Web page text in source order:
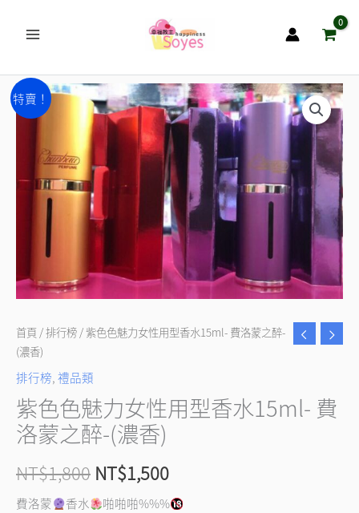
要
內特賣！
首頁 /排行榜 / 紫色色魅力女性用型香水15ml- 費洛蒙之醉-
(濃香)
排行榜, 禮品類
紫色色魅力女性用型香水15ml- 費
洛蒙之醉-(濃香)
NT$1,800
原
始
價
格：
NT$1,800。
NT$1,500
目
前
價
格：
NT$1,500。
費洛蒙 香水 啪啪啪%%%
紫
色
力
香
15ml-
費
洛
蒙
之
醉-
香)
數